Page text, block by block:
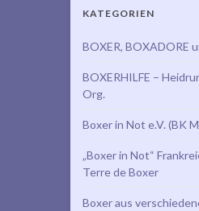
KATEGORIEN
BOXER, BOXADORE
BOXERHILFE –
Org.
Boxer in Not e.V. (BK
„Boxer in Not“
Terre de Boxer
Boxer aus